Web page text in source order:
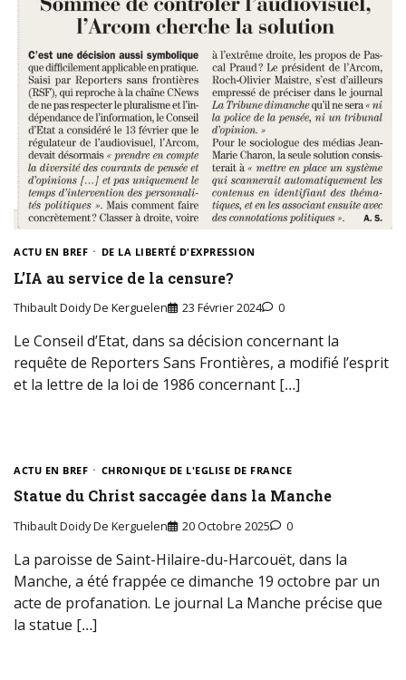
ACTU EN BREF DE LA LIBERTÉ D'EXPRESSION
L’IA au service de la censure?
Thibault Doidy De Kerguelen 23 Février 2024 0
Le Conseil d’Etat, dans sa décision concernant la
requête de Reporters Sans Frontières, a modifié l’esprit
et la lettre de la loi de 1986 concernant […]
ACTU EN BREF CHRONIQUE DE L'EGLISE DE FRANCE
Statue du Christ saccagée dans la Manche
Thibault Doidy De Kerguelen 20 Octobre 2025 0
La paroisse de Saint-Hilaire-du-Harcouët, dans la
Manche, a été frappée ce dimanche 19 octobre par un
acte de profanation. Le journal La Manche précise que
la statue […]